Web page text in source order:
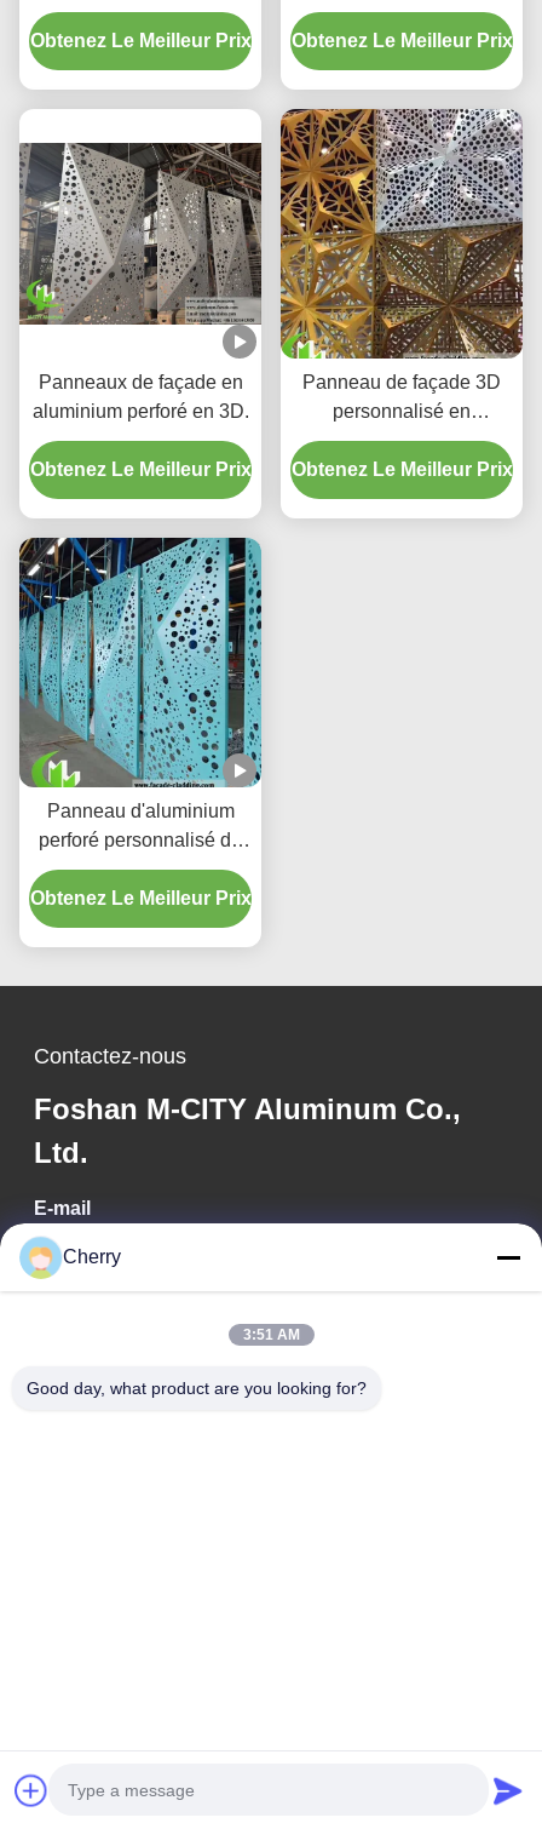
solide perforé
tridimensionnel
Obtenez Le Meilleur Prix
géométrique 3D pour
l'architecture
Obtenez Le Meilleur Prix
Panneaux de façade en
aluminium perforé en 3D.
Obtenez Le Meilleur Prix
Panneau de façade 3D
personnalisé en
aluminium avec options
de couleur RAL
thermolaqué et découpe
Obtenez Le Meilleur Prix
Panneau d'aluminium
perforé personnalisé de
forme 3D pour façade
d'hôtel avec surface
revêtue de poudre
Obtenez Le Meilleur Prix
Contactez-nous
Foshan M-CITY Aluminum Co.,
Ltd.
E-mail
mcityalu@sina.com
Cherry
3:51 AM
Good day, what product are you looking for?